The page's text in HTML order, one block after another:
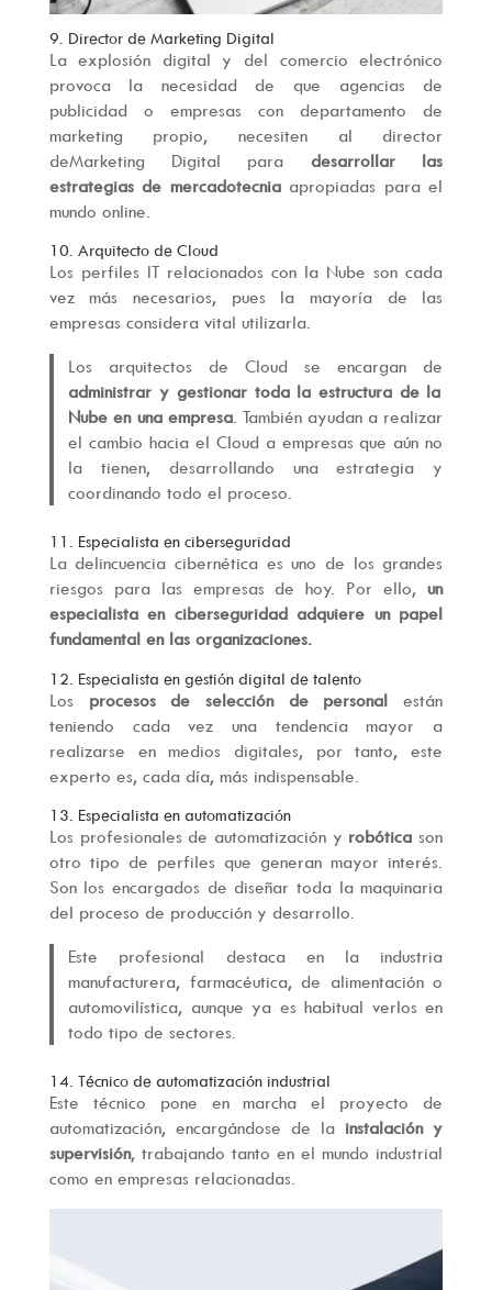
9. Director de Marketing Digital
La explosión digital y del comercio electrónico
provoca la necesidad de que agencias de
publicidad o empresas con departamento de
marketing propio, necesiten al director
deMarketing Digital para desarrollar las
estrategias de mercadotecnia apropiadas para el
mundo online.
10. Arquitecto de Cloud
Los perfiles IT relacionados con la Nube son cada
vez más necesarios, pues la mayoría de las
empresas considera vital utilizarla.
Los arquitectos de Cloud se encargan de
administrar y gestionar toda la estructura de la
Nube en una empresa. También ayudan a realizar
el cambio hacia el Cloud a empresas que aún no
la tienen, desarrollando una estrategia y
coordinando todo el proceso.
11. Especialista en ciberseguridad
La delincuencia cibernética es uno de los grandes
riesgos para las empresas de hoy. Por ello,un
especialista en ciberseguridad adquiere un papel
fundamental en las organizaciones.
12. Especialista en gestión digital de talento
Los procesos de selección de personal están
teniendo cada vez una tendencia mayor a
realizarse en medios digitales, por tanto, este
experto es, cada día, más indispensable.
13. Especialista en automatización
Los profesionales de automatización y robóticason
otro tipo de perfiles que generan mayor interés.
Son los encargados de diseñar toda la maquinaria
del proceso de producción y desarrollo.
Este profesional destaca en la industria
manufacturera, farmacéutica, de alimentación o
automovilística, aunque ya es habitual verlos en
todo tipo de sectores.
14. Técnico de automatización industrial
Este técnico pone en marcha el proyecto de
automatización, encargándose de la instalación y
supervisión, trabajando tanto en el mundo industrial
como en empresas relacionadas.